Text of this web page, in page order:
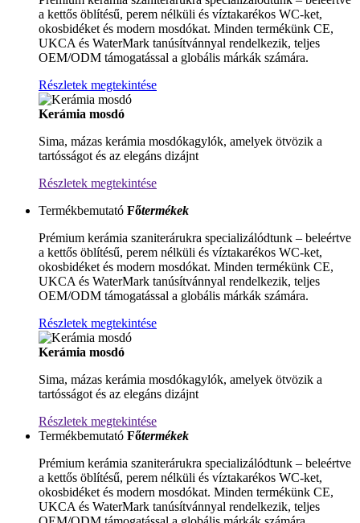
a kettős öblítésű, perem nélküli és víztakarékos WC-ket,
okosbidéket és modern mosdókat. Minden termékünk CE,
UKCA és WaterMark tanúsítvánnyal rendelkezik, teljes
OEM/ODM támogatással a globális márkák számára.
Részletek megtekintése
Kerámia mosdó
Sima, mázas kerámia mosdókagylók, amelyek ötvözik a
tartósságot és az elegáns dizájnt
Részletek megtekintése
Termékbemutató Főtermékek
Prémium kerámia szaniterárukra specializálódtunk – beleértve
a kettős öblítésű, perem nélküli és víztakarékos WC-ket,
okosbidéket és modern mosdókat. Minden termékünk CE,
UKCA és WaterMark tanúsítvánnyal rendelkezik, teljes
OEM/ODM támogatással a globális márkák számára.
Részletek megtekintése
Kerámia mosdó
Sima, mázas kerámia mosdókagylók, amelyek ötvözik a
tartósságot és az elegáns dizájnt
Részletek megtekintése
Termékbemutató Főtermékek
Prémium kerámia szaniterárukra specializálódtunk – beleértve
a kettős öblítésű, perem nélküli és víztakarékos WC-ket,
okosbidéket és modern mosdókat. Minden termékünk CE,
UKCA és WaterMark tanúsítvánnyal rendelkezik, teljes